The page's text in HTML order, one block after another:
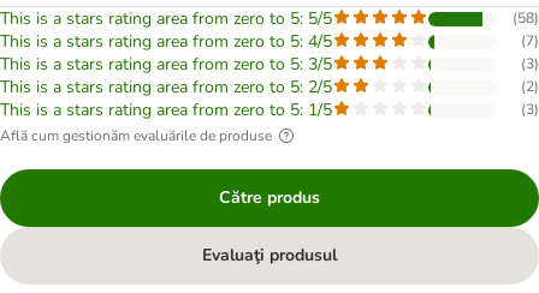
This is a stars rating area from zero to 5: 5/5 (58)
This is a stars rating area from zero to 5: 4/5 (7)
This is a stars rating area from zero to 5: 3/5 (3)
This is a stars rating area from zero to 5: 2/5 (2)
This is a stars rating area from zero to 5: 1/5 (3)
Află cum gestionăm evaluările de produse
Către produs
Evaluaţi produsul